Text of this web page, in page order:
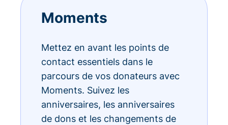
Moments
Mettez en avant les points de
contact essentiels dans le
parcours de vos donateurs avec
Moments. Suivez les
anniversaires, les anniversaires
de dons et les changements de